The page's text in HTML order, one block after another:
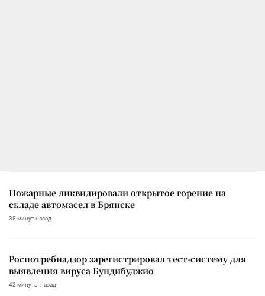
Пожарные ликвидировали открытое горение на
складе автомасел в Брянске
38 минут назад
Роспотребнадзор зарегистрировал тест-систему для
выявления вируса Бундибуджио
42 минуты назад